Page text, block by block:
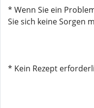
* Wenn Sie ein
Sie sich keine Sorgen
* Kein Rezept